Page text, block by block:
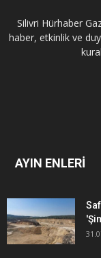
Silivri Hürhaber
haber, etkinlik ve
AYIN ENLERİ